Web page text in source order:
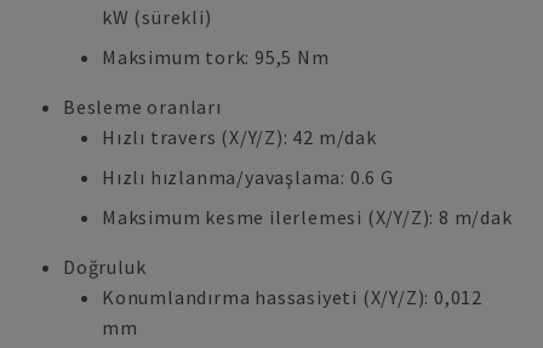
kW (sürekli)
Maksimum tork: 95,5 Nm
Besleme oranları
Hızlı travers (X/Y/Z): 42 m/dak
Hızlı hızlanma/yavaşlama: 0.6 G
Maksimum kesme ilerlemesi (X/Y/Z): 8 m/dak
Doğruluk
Konumlandırma hassasiyeti (X/Y/Z): 0,012
mm